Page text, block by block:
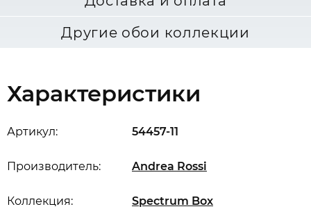
Другие обои коллекции
Характеристики
Артикул: 54457-11
Производитель: Andrea Rossi
Коллекция: Spectrum Box